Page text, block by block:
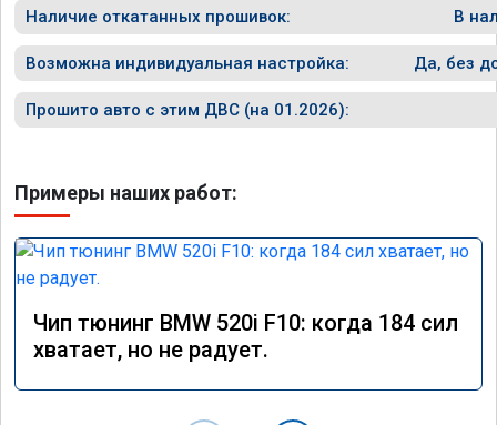
Наличие откатанных прошивок: В
Возможна индивидуальная настройка: Да, без
Прошито авто с этим ДВС (на 01.2026):
Примеры наших работ:
Чип тюнинг BMW 520i F10: когда 184 сил
хватает, но не радует.